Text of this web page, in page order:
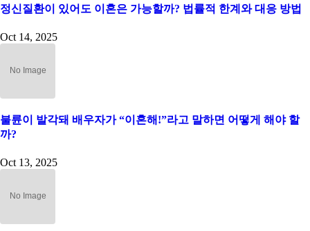
정신질환이 있어도 이혼은 가능할까? 법률적 한계와 대응 방법
Oct 14, 2025
불륜이 발각돼 배우자가 “이혼해!”라고 말하면 어떻게 해야 할
까?
Oct 13, 2025